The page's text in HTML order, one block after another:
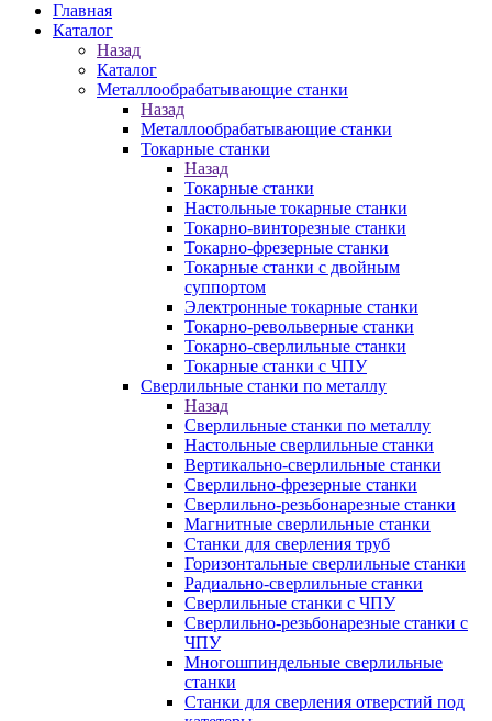
Главная
Каталог
Назад
Каталог
Металлообрабатывающие станки
Назад
Металлообрабатывающие станки
Токарные станки
Назад
Токарные станки
Настольные токарные станки
Токарно-винторезные станки
Токарно-фрезерные станки
Токарные станки с двойным
суппортом
Электронные токарные станки
Токарно-револьверные станки
Токарно-сверлильные станки
Токарные станки с ЧПУ
Сверлильные станки по металлу
Назад
Сверлильные станки по металлу
Настольные сверлильные станки
Вертикально-сверлильные станки
Сверлильно-фрезерные станки
Сверлильно-резьбонарезные станки
Магнитные сверлильные станки
Станки для сверления труб
Горизонтальные сверлильные станки
Радиально-сверлильные станки
Сверлильные станки с ЧПУ
Сверлильно-резьбонарезные станки с
ЧПУ
Многошпиндельные сверлильные
станки
Станки для сверления отверстий под